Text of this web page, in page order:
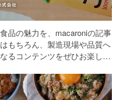
品の魅力を、macaroniの記事
もちろん、製造現場や品質へ
るコンテンツをぜひお楽しみ